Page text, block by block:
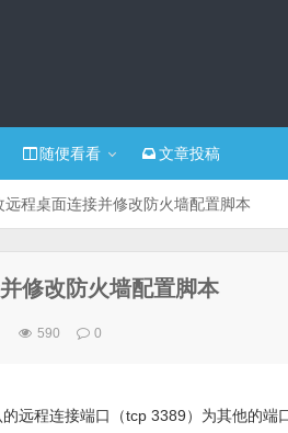
随便看看 文章投稿
程桌面连接并修改防火墙配置脚本
修改防火墙配置脚本
590 0
远程连接端口（tcp 3389）为其他的端